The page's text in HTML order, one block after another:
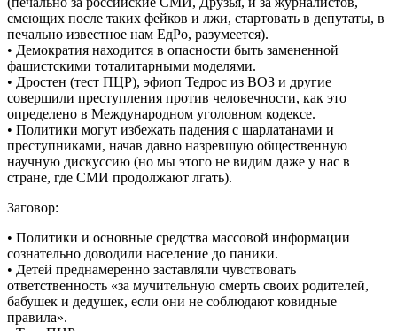
смеющих после таких фейков и лжи, стартовать в депутаты, в
печально известное нам ЕдРо, разумеется).
• Демократия находится в опасности быть замененной
фашистскими тоталитарными моделями.
• Дростен (тест ПЦР), эфиоп Тедрос из ВОЗ и другие
совершили преступления против человечности, как это
определено в Международном уголовном кодексе.
• Политики могут избежать падения с шарлатанами и
преступниками, начав давно назревшую общественную
научную дискуссию (но мы этого не видим даже у нас в
стране, где СМИ продолжают лгать).
Заговор:
• Политики и основные средства массовой информации
сознательно доводили население до паники.
• Детей преднамеренно заставляли чувствовать
ответственность «за мучительную смерть своих родителей,
бабушек и дедушек, если они не соблюдают ковидные
правила».